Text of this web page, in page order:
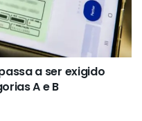
a ser exigido
A e B